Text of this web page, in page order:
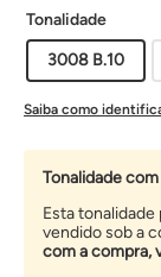
Tonalidade
3008 B.10
Saiba como
Tonalidade
Esta
vendido sob a
com a compra,